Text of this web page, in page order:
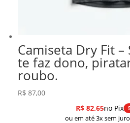
Camiseta Dry Fit –
te faz dono,
roubo.
R$ 87,00
R$82,65no Pix
ou em até 3x sem